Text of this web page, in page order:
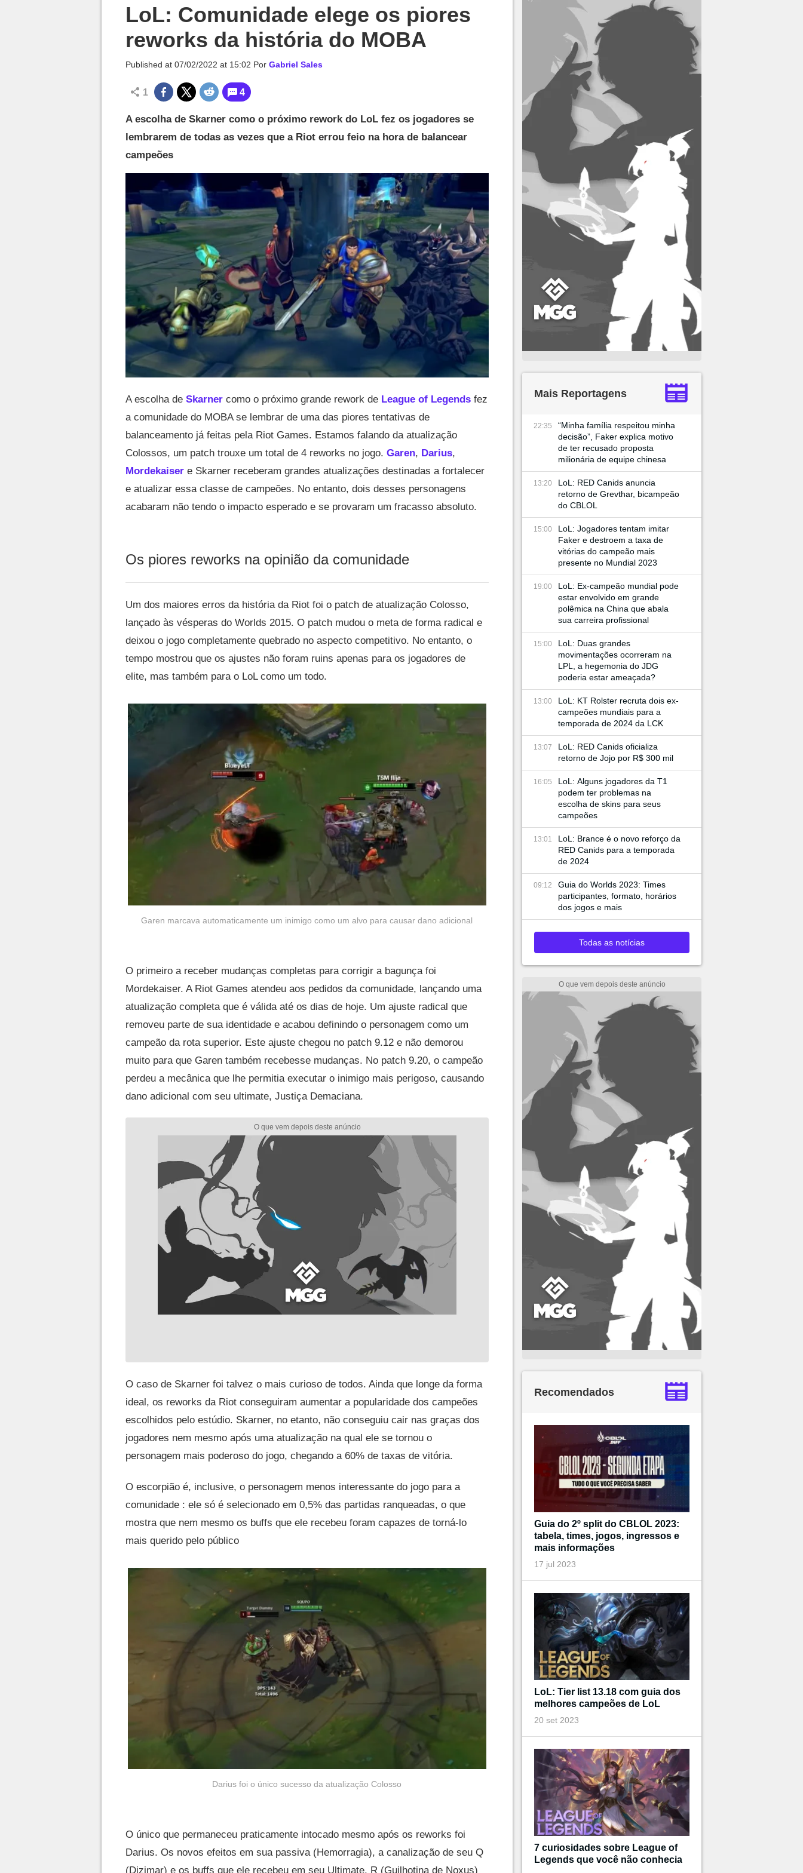
LoL: Comunidade elege os piores
reworks da história do MOBA
Published at 07/02/2022 at 15:02 Por Gabriel Sales
1 4
A escolha de Skarner como o próximo rework do LoL fez os jogadores se
lembrarem de todas as vezes que a Riot errou feio na hora de balancear
campeões
A escolha de Skarner como o próximo grande rework de League of Legends fez
a comunidade do MOBA se lembrar de uma das piores tentativas de
balanceamento já feitas pela Riot Games. Estamos falando da atualização
Colossos, um patch trouxe um total de 4 reworks no jogo. Garen, Darius,
Mordekaiser e Skarner receberam grandes atualizações destinadas a fortalecer
e atualizar essa classe de campeões. No entanto, dois desses personagens
acabaram não tendo o impacto esperado e se provaram um fracasso absoluto.
Os piores reworks na opinião da comunidade
Um dos maiores erros da história da Riot foi o patch de atualização Colosso,
lançado às vésperas do Worlds 2015. O patch mudou o meta de forma radical e
deixou o jogo completamente quebrado no aspecto competitivo. No entanto, o
tempo mostrou que os ajustes não foram ruins apenas para os jogadores de
elite, mas também para o LoL como um todo.
Garen marcava automaticamente um inimigo como um alvo para causar dano adicional
O primeiro a receber mudanças completas para corrigir a bagunça foi
Mordekaiser. A Riot Games atendeu aos pedidos da comunidade, lançando uma
atualização completa que é válida até os dias de hoje. Um ajuste radical que
removeu parte de sua identidade e acabou definindo o personagem como um
campeão da rota superior. Este ajuste chegou no patch 9.12 e não demorou
muito para que Garen também recebesse mudanças. No patch 9.20, o campeão
perdeu a mecânica que lhe permitia executar o inimigo mais perigoso, causando
dano adicional com seu ultimate, Justiça Demaciana.
O caso de Skarner foi talvez o mais curioso de todos. Ainda que longe da forma
ideal, os reworks da Riot conseguiram aumentar a popularidade dos campeões
escolhidos pelo estúdio. Skarner, no etanto, não conseguiu cair nas graças dos
jogadores nem mesmo após uma atualização na qual ele se tornou o
personagem mais poderoso do jogo, chegando a 60% de taxas de vitória.
O escorpião é, inclusive, o personagem menos interessante do jogo para a
comunidade : ele só é selecionado em 0,5% das partidas ranqueadas, o que
mostra que nem mesmo os buffs que ele recebeu foram capazes de torná-lo
mais querido pelo público
Darius foi o único sucesso da atualização Colosso
O único que permaneceu praticamente intocado mesmo após os reworks foi
Darius. Os novos efeitos em sua passiva (Hemorragia), a canalização de seu Q
(Dizimar) e os buffs que ele recebeu em seu Ultimate, R (Guilhotina de Noxus)
Mais Reportagens
22:35
“Minha família respeitou minha
decisão”, Faker explica motivo
de ter recusado proposta
milionária de equipe chinesa
13:20
LoL: RED Canids anuncia
retorno de Grevthar, bicampeão
do CBLOL
15:00
LoL: Jogadores tentam imitar
Faker e destroem a taxa de
vitórias do campeão mais
presente no Mundial 2023
19:00
LoL: Ex-campeão mundial pode
estar envolvido em grande
polêmica na China que abala
sua carreira profissional
15:00
LoL: Duas grandes
movimentações ocorreram na
LPL, a hegemonia do JDG
poderia estar ameaçada?
13:00
LoL: KT Rolster recruta dois ex-
campeões mundiais para a
temporada de 2024 da LCK
13:07
LoL: RED Canids oficializa
retorno de Jojo por R$ 300 mil
16:05
LoL: Alguns jogadores da T1
podem ter problemas na
escolha de skins para seus
campeões
13:01
LoL: Brance é o novo reforço da
RED Canids para a temporada
de 2024
09:12
Guia do Worlds 2023: Times
participantes, formato, horários
dos jogos e mais
Todas as notícias
Recomendados
Guia do 2º split do CBLOL 2023:
tabela, times, jogos, ingressos e
mais informações
17 jul 2023
LoL: Tier list 13.18 com guia dos
melhores campeões de LoL
20 set 2023
7 curiosidades sobre League of
Legends que você não conhecia